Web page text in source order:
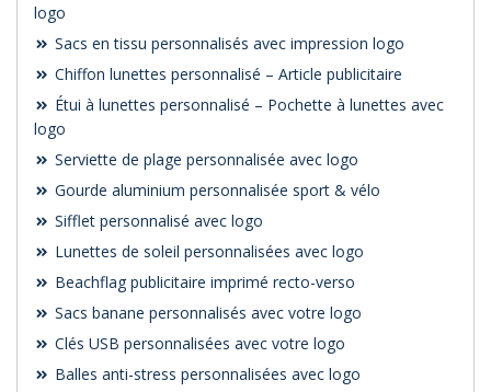
logo
Sacs en tissu personnalisés avec impression logo
Chiffon lunettes personnalisé – Article publicitaire
Étui à lunettes personnalisé – Pochette à lunettes avec
logo
Serviette de plage personnalisée avec logo
Gourde aluminium personnalisée sport & vélo
Sifflet personnalisé avec logo
Lunettes de soleil personnalisées avec logo
Beachflag publicitaire imprimé recto-verso
Sacs banane personnalisés avec votre logo
Clés USB personnalisées avec votre logo
Balles anti-stress personnalisées avec logo